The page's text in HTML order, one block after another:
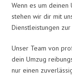
Wenn es um deinen
stehen wir dir mit
Dienstleistungen zur
Unser Team von
dein Umzug
nur einen